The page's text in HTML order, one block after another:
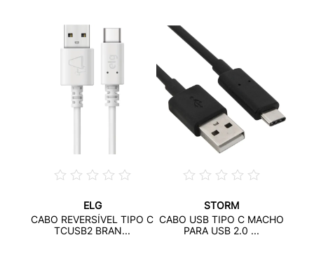
ELG
CABO REVERSÍVEL TIPO C
TCUSB2 BRAN...
STORM
CABO USB TIPO C MACHO
PARA USB 2.0 ...